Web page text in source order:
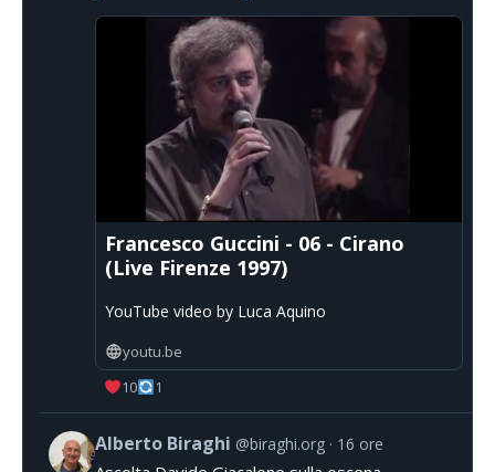
Francesco Guccini - 06 - Cirano
(Live Firenze 1997)
YouTube video by Luca Aquino
youtu.be
10
1
Alberto Biraghi @biraghi.org 16 ore